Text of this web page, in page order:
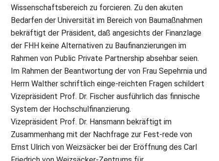
Wissenschaftsbereich zu forcieren. Zu den akuten
Bedarfen der Universität im Bereich von Baumaßnahmen
bekräftigt der Präsident, daß angesichts der Finanzlage
der FHH keine Alternativen zu Baufinanzierungen im
Rahmen von Public Private Partnership absehbar seien.
Im Rahmen der Beantwortung der von Frau Sepehrnia und
Herrn Walther schriftlich einge-reichten Fragen schildert
Vizepräsident Prof. Dr. Fischer ausführlich das finnische
System der Hochschulfinanzierung.
Vizepräsident Prof. Dr. Hansmann bekräftigt im
Zusammenhang mit der Nachfrage zur Fest-rede von
Ernst Ulrich von Weizsäcker bei der Eröffnung des Carl